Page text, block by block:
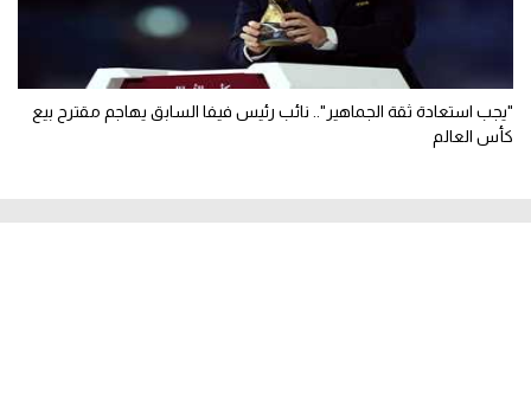
"يجب استعادة ثقة الجماهير".. نائب رئيس فيفا السابق يهاجم مقترح بيع
كأس العالم